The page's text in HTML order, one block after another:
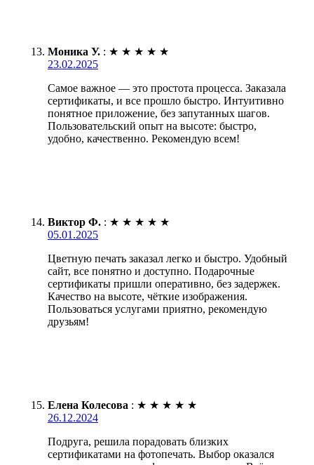
Моника У. : ★ ★ ★ ★ ★
23.02.2025
Самое важное — это простота процесса. Заказала
сертификаты, и все прошло быстро. Интуитивно
понятное приложение, без запутанных шагов.
Пользовательский опыт на высоте: быстро,
удобно, качественно. Рекомендую всем!
Виктор Ф. : ★ ★ ★ ★ ★
05.01.2025
Цветную печать заказал легко и быстро. Удобный
сайт, все понятно и доступно. Подарочные
сертификаты пришли оперативно, без задержек.
Качество на высоте, чёткие изображения.
Пользоваться услугами приятно, рекомендую
друзьям!
Елена Колесова : ★ ★ ★ ★ ★
26.12.2024
Подруга, решила порадовать близких
сертификатами на фотопечать. Выбор оказался